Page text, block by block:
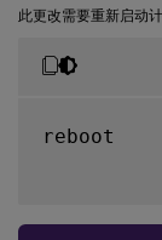
此更改需要重新启动
reboot